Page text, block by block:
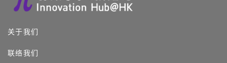
关于我们
联络我们